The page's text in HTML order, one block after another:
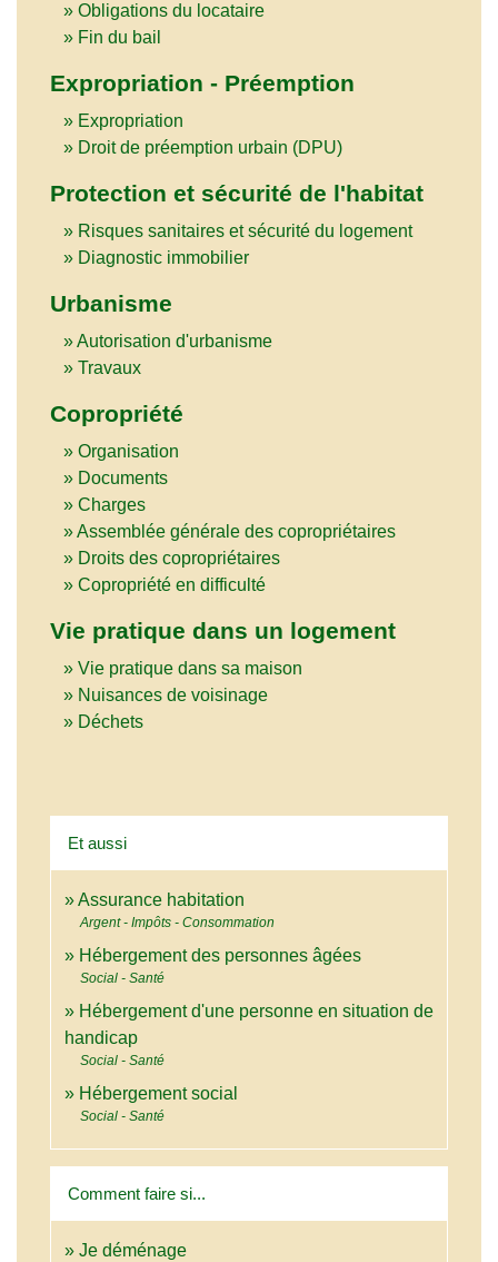
Obligations du locataire
Fin du bail
Expropriation - Préemption
Expropriation
Droit de préemption urbain (DPU)
Protection et sécurité de l'habitat
Risques sanitaires et sécurité du logement
Diagnostic immobilier
Urbanisme
Autorisation d'urbanisme
Travaux
Copropriété
Organisation
Documents
Charges
Assemblée générale des copropriétaires
Droits des copropriétaires
Copropriété en difficulté
Vie pratique dans un logement
Vie pratique dans sa maison
Nuisances de voisinage
Déchets
Et aussi
Assurance habitation
Argent - Impôts - Consommation
Hébergement des personnes âgées
Social - Santé
Hébergement d'une personne en situation de
handicap
Social - Santé
Hébergement social
Social - Santé
Comment faire si...
Je déménage